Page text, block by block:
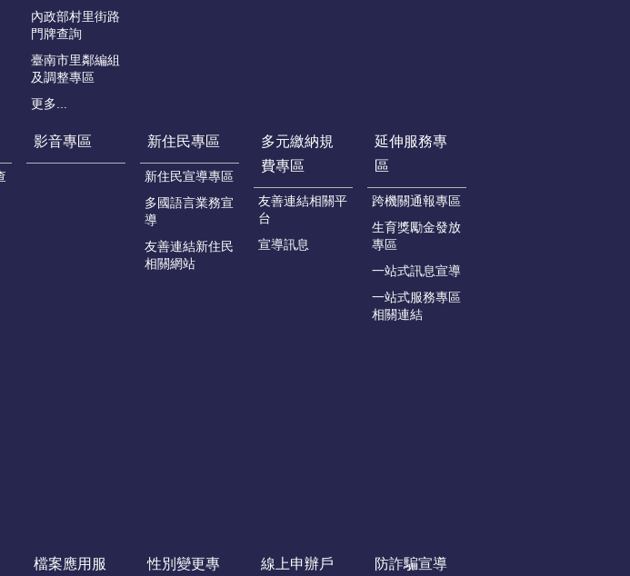
內政部村里街路
門牌查詢
臺南市里鄰編組
及調整專區
更多...
影音專區 新住民專區
新住民宣導專區
多國語言業務宣
導
友善連結新住民
相關網站
多元繳納規
費專區
友善連結相關平
台
宣導訊息
延伸服務專
區
跨機關通報專區
生育獎勵金發放
專區
一站式訊息宣導
一站式服務專區
相關連結
檔案應用服
性別變更專
線上申辦戶
防詐騙宣導